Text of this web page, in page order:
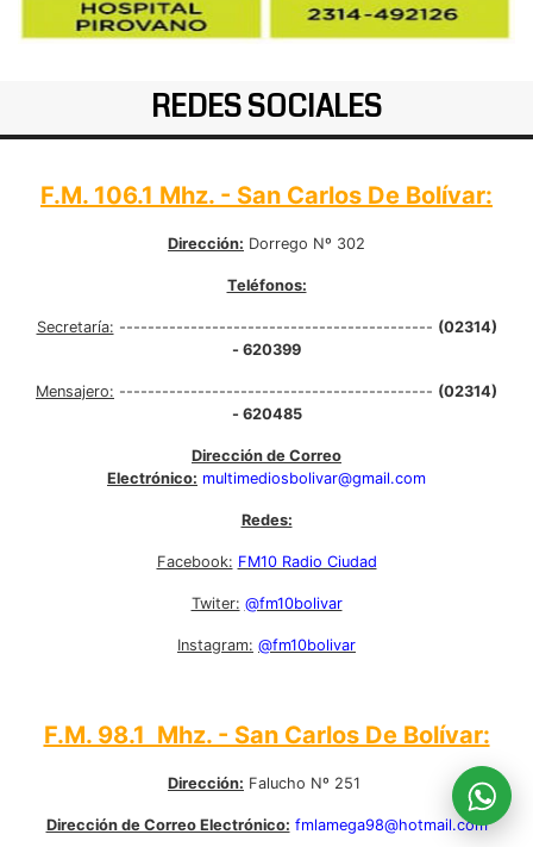
REDES SOCIALES
F.M. 106.1 Mhz. - San Carlos De Bolívar:
Dirección: Dorrego Nº 302
Teléfonos:
Secretaría: -------------------------------------------- (02314)
- 620399
Mensajero: -------------------------------------------- (02314)
- 620485
Dirección de Correo
Electrónico: multimediosbolivar@gmail.com
Redes:
Facebook: FM10 Radio Ciudad
Twiter: @fm10bolivar
Instagram: @fm10bolivar
F.M. 98.1 Mhz. - San Carlos De Bolívar:
Dirección: Falucho Nº 251
Dirección de Correo Electrónico: fmlamega98@hotmail.com